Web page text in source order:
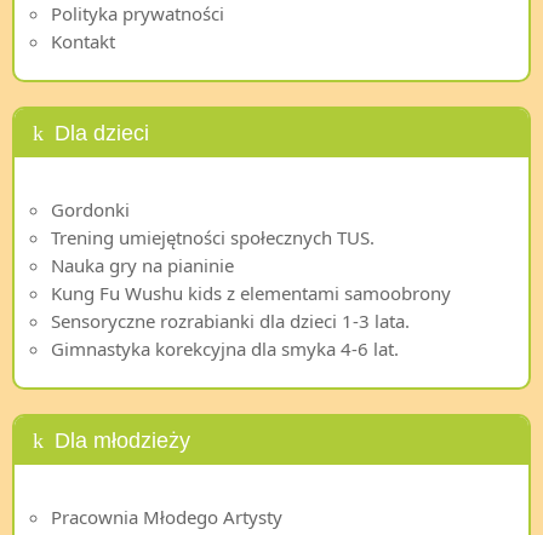
Polityka prywatności
Kontakt
Dla dzieci
Gordonki
Trening umiejętności społecznych TUS.
Nauka gry na pianinie
Kung Fu Wushu kids z elementami samoobrony
Sensoryczne rozrabianki dla dzieci 1-3 lata.
Gimnastyka korekcyjna dla smyka 4-6 lat.
Dla młodzieży
Pracownia Młodego Artysty